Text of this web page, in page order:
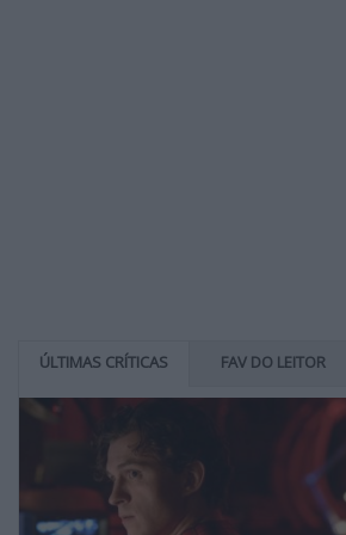
ÚLTIMAS CRÍTICAS FAV DO LEITOR